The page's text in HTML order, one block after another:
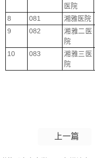
医院
8 081 湘雅医院
9
082
湘雅二医
院
10 083
湘雅三医
院
上一篇